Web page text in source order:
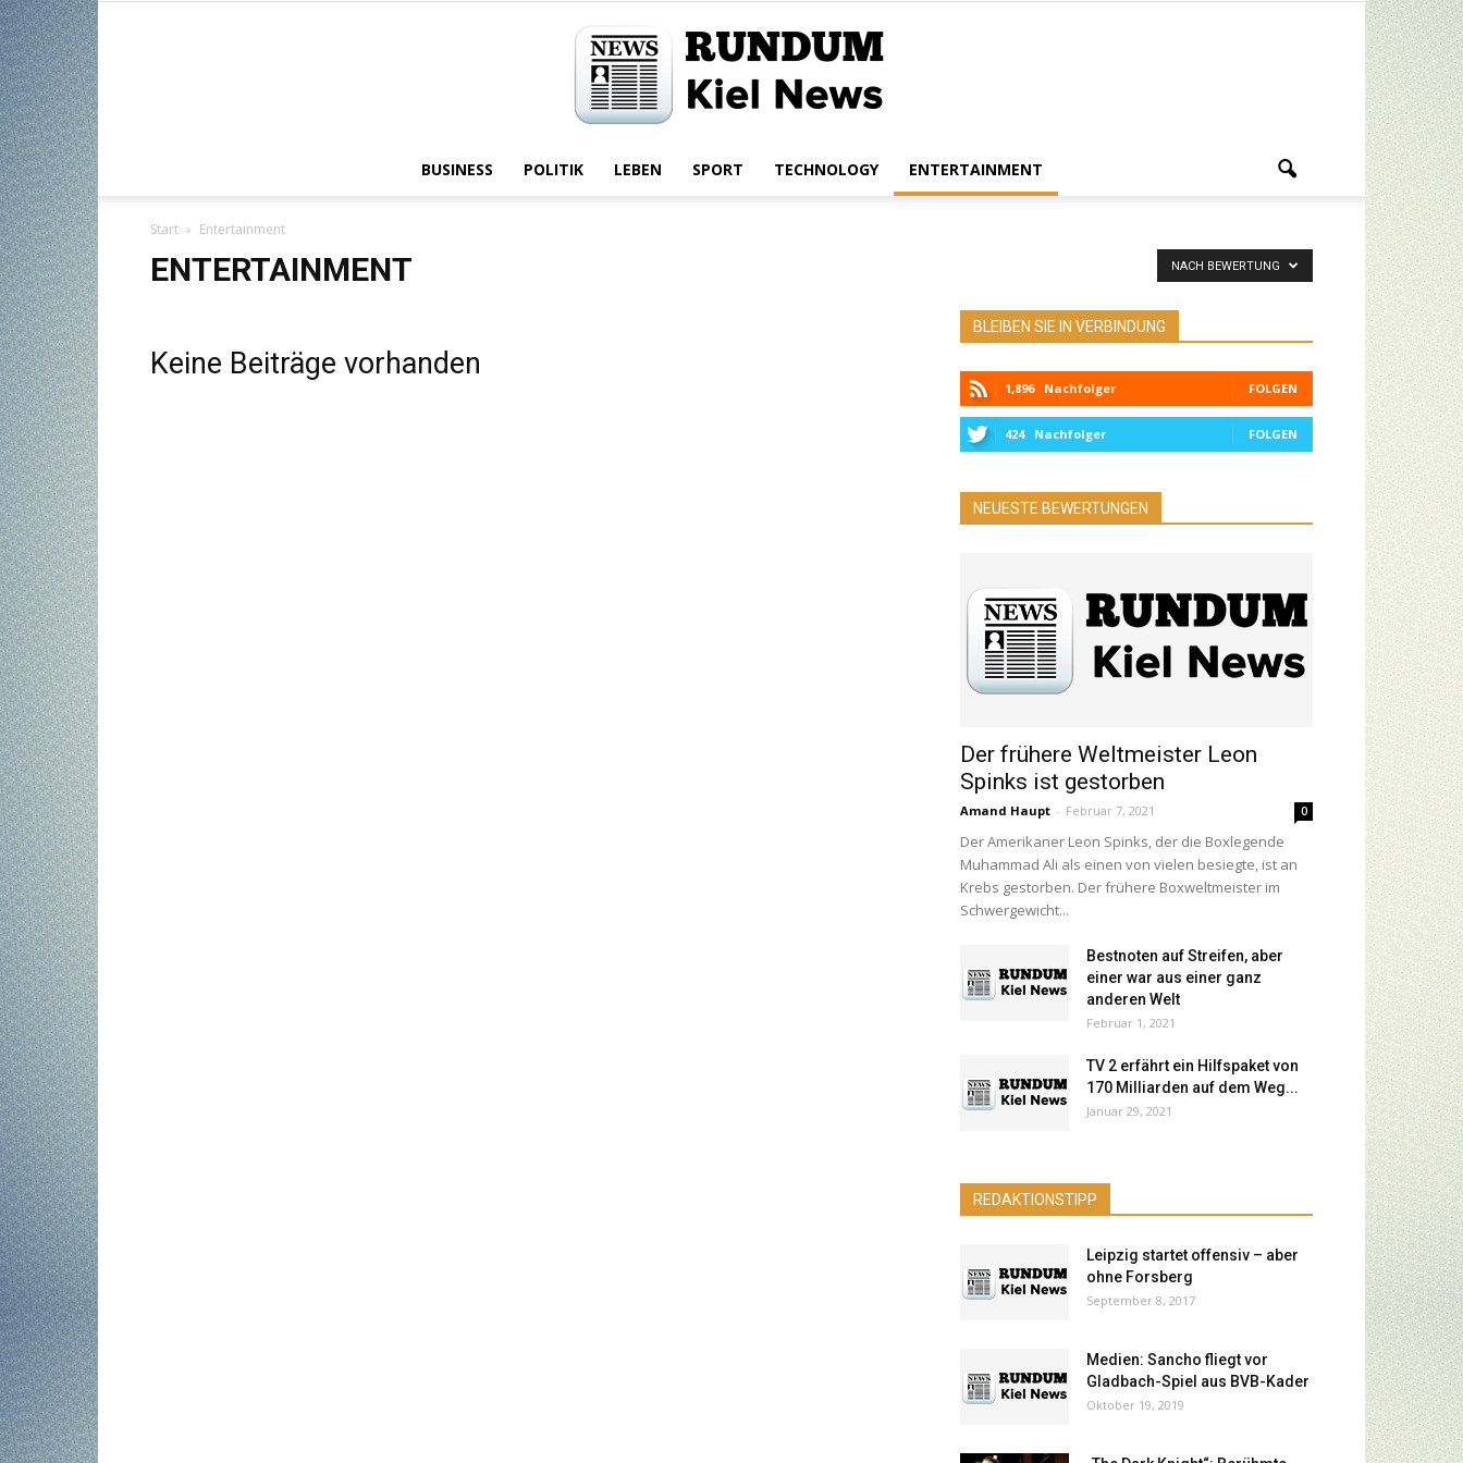
BUSINESS POLITIK LEBEN SPORT TECHNOLOGY ENTERTAINMENT
Start Entertainment
ENTERTAINMENT NACH BEWERTUNG
Keine Beiträge vorhanden
BLEIBEN SIE IN VERBINDUNG
1,896 Nachfolger FOLGEN
424 Nachfolger FOLGEN
NEUESTE BEWERTUNGEN
Der frühere Weltmeister Leon
Spinks ist gestorben
Amand Haupt - Februar 7, 2021 0
Der Amerikaner Leon Spinks, der die Boxlegende
Muhammad Ali als einen von vielen besiegte, ist an
Krebs gestorben. Der frühere Boxweltmeister im
Schwergewicht...
Bestnoten auf Streifen, aber
einer war aus einer ganz
anderen Welt
Februar 1, 2021
TV 2 erfährt ein Hilfspaket von
170 Milliarden auf dem Weg...
Januar 29, 2021
REDAKTIONSTIPP
Leipzig startet offensiv – aber
ohne Forsberg
September 8, 2017
Medien: Sancho fliegt vor
Gladbach-Spiel aus BVB-Kader
Oktober 19, 2019